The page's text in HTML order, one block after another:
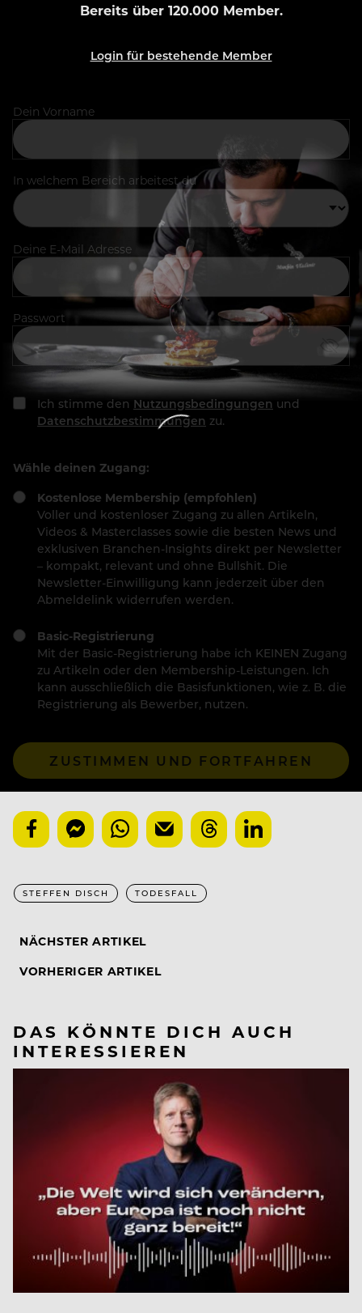
Bereits über 120.000 Member.
Login für bestehende Member
Dein Vorname
In welchem Bereich arbeitest du
Deine E-Mail Adresse
Passwort
Ich stimme den Nutzungsbedingungen und
Datenschutzbestimmungen zu.
Wähle deinen Zugang:
Kostenlose Membership (empfohlen)
Voller und kostenloser Zugang zu allen Artikeln,
Videos & Masterclasses sowie die besten News und
exklusiven Branchen-Insights direkt per Newsletter
– kompakt, relevant und ohne Bullshit. Die
Newsletter-Einwilligung kann jederzeit über den
Abmeldelink widerrufen werden.
Basic-Registrierung
Mit der Basic-Registrierung habe ich KEINEN Zugang
zu Artikeln oder den Membership-Leistungen. Ich
kann ausschließlich die Basisfunktionen, wie z. B. die
Registrierung als Bewerber, nutzen.
ZUSTIMMEN UND FORTFAHREN
STEFFEN DISCH TODESFALL
NÄCHSTER ARTIKEL
VORHERIGER ARTIKEL
DAS KÖNNTE DICH AUCH
INTERESSIEREN